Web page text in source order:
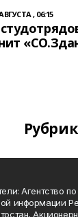
, 06:15
Агентство
информации